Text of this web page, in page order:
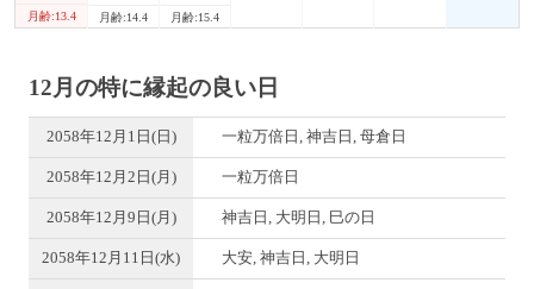
月齢:13.4 月齢:14.4 月齢:15.4
12月の特に縁起の良い日
2058年12月1日(日) 一粒万倍日, 神吉日, 母倉日
2058年12月2日(月) 一粒万倍日
2058年12月9日(月) 神吉日, 大明日, 巳の日
2058年12月11日(水) 大安, 神吉日, 大明日